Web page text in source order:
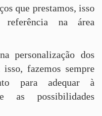
que prestamos, isso
na área
personalização dos
isso, fazemos sempre
para adequar à
as possibilidades